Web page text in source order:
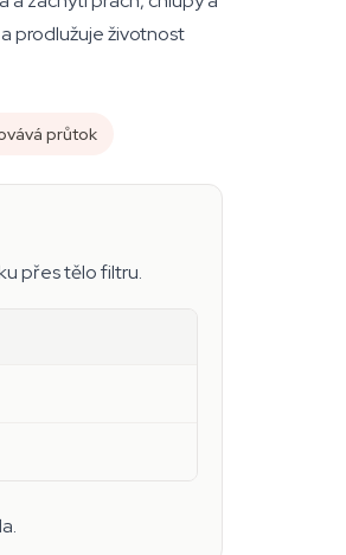
prodlužuje životnost
průtok
přes tělo filtru.